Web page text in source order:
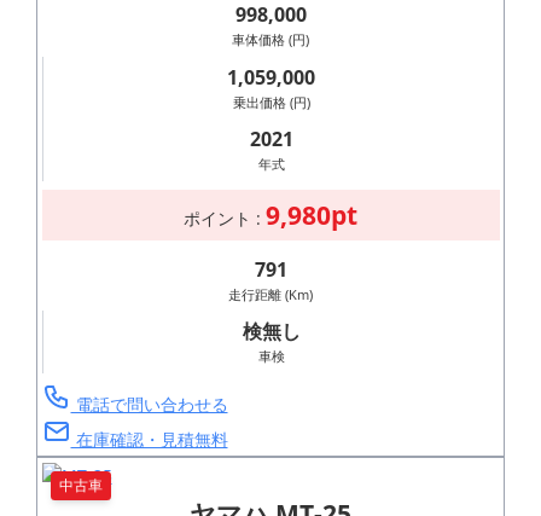
998,000
車体価格 (円)
1,059,000
乗出価格 (円)
2021
年式
ポイント : 9,980pt
791
走行距離 (Km)
検無し
車検
電話で問い合わせる
在庫確認・見積無料
中古車